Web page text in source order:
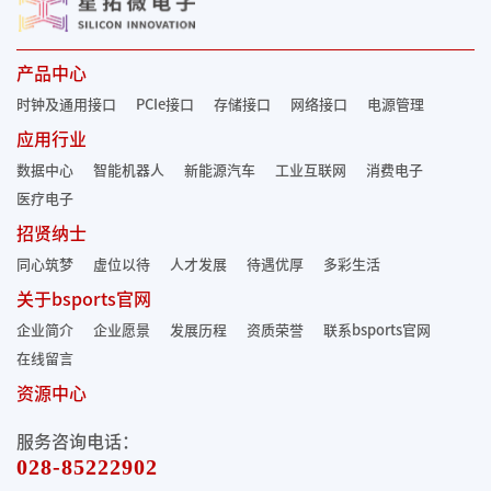
产品中心
时钟及通用接口 PCIe接口 存储接口 网络接口 电源管理
应用行业
数据中心 智能机器人 新能源汽车 工业互联网
消费电子
医疗电子
招贤纳士
同心筑梦 虚位以待 人才发展 待遇优厚 多彩生活
关于bsports官网
企业简介 企业愿景 发展历程 资质荣誉
联系bsports官网
在线留言
资源中心
服务咨询电话：
028-85222902